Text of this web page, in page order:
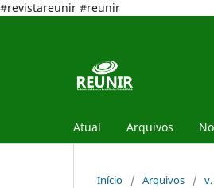
#revistareunir #reunir
Atual Arquivos
Início / Arquivos /